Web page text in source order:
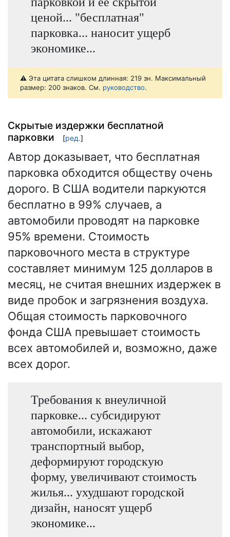
ценой... "бесплатная"
парковка... наносит ущерб
экономике...
⚠️ Эта цитата слишком длинная: 219 зн. Максимальный
размер: 200 знаков. См. руководство.
Скрытые издержки бесплатной
парковки
[ред.]
Автор доказывает, что бесплатная
парковка обходится обществу очень
дорого. В США водители паркуются
бесплатно в 99% случаев, а
автомобили проводят на парковке
95% времени. Стоимость
парковочного места в структуре
составляет минимум 125 долларов в
месяц, не считая внешних издержек в
виде пробок и загрязнения воздуха.
Общая стоимость парковочного
фонда США превышает стоимость
всех автомобилей и, возможно, даже
всех дорог.
Требования к внеуличной
парковке... субсидируют
автомобили, искажают
транспортный выбор,
деформируют городскую
форму, увеличивают стоимость
жилья... ухудшают городской
дизайн, наносят ущерб
экономике...